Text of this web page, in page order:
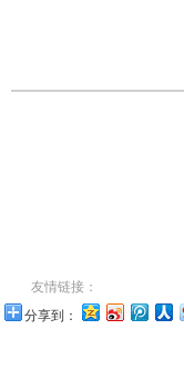
友情链接：
分享到：